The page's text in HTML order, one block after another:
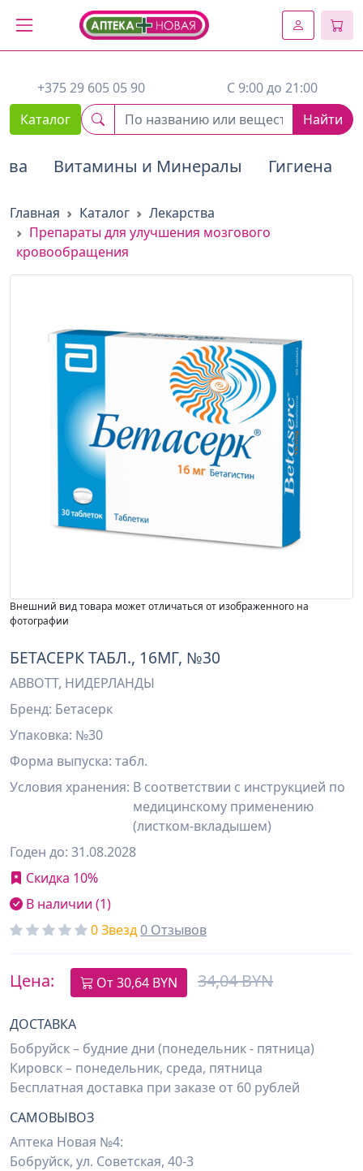
2. Вставьте этот код сразу же после открывающего тега :
+375 29 605 05 90
C 9:00 до 21:00
Каталог
Найти
Витамины и Минералы Гигиена
Главная Каталог
Лекарства
Препараты для улучшения мозгового
кровообращения
Внешний вид товара может отличаться от изображенного на
фотографии
БЕТАСЕРК ТАБЛ., 16МГ, №30
ABBOTT, НИДЕРЛАНДЫ
Бренд: Бетасерк
Упаковка: №30
Форма выпуска: табл.
Условия хранения: В соответствии с инструкцией по
медицинскому применению
(листком-вкладышем)
Годен до: 31.08.2028
Скидка 10%
В наличии (1)
0 Звезд0 Отзывов
Цена: От30,64 BYN 34,04 BYN
ДОСТАВКА
Бобруйск – будние дни (понедельник - пятница)
Кировск – понедельник, среда, пятница
Бесплатная доставка при заказе от 60 рублей
САМОВЫВОЗ
Аптека Новая №4:
Бобруйск, ул. Советская, 40-3